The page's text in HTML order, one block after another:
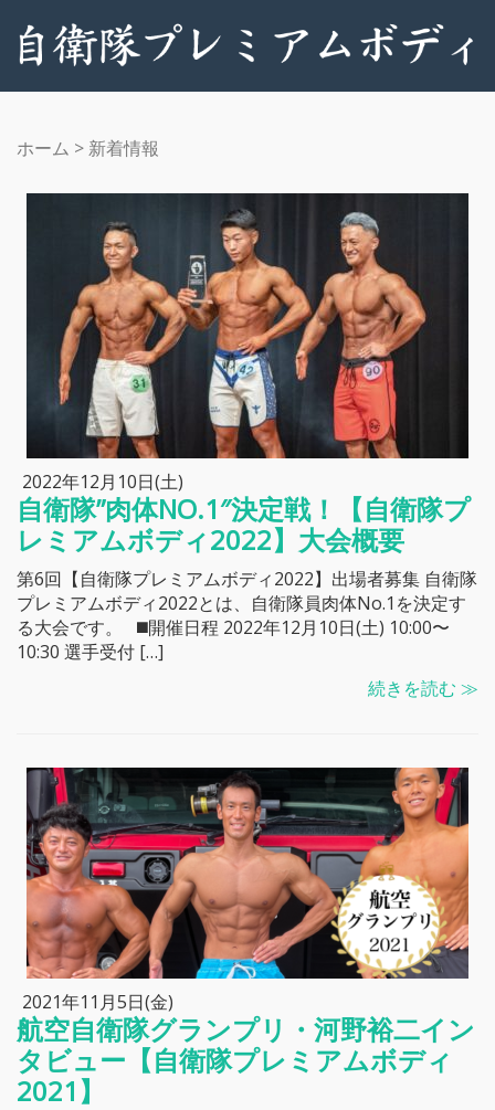
ホーム > 新着情報
2022年12月10日(土)
自衛隊”肉体NO.1″決定戦！【自衛隊プ
レミアムボディ2022】大会概要
第6回【自衛隊プレミアムボディ2022】出場者募集 自衛隊
プレミアムボディ2022とは、自衛隊員肉体No.1を決定す
る大会です。 ◼️開催日程 2022年12月10日(土) 10:00〜
10:30 選手受付 […]
続きを読む ≫
2021年11月5日(金)
航空自衛隊グランプリ・河野裕二イン
タビュー【自衛隊プレミアムボディ
2021】